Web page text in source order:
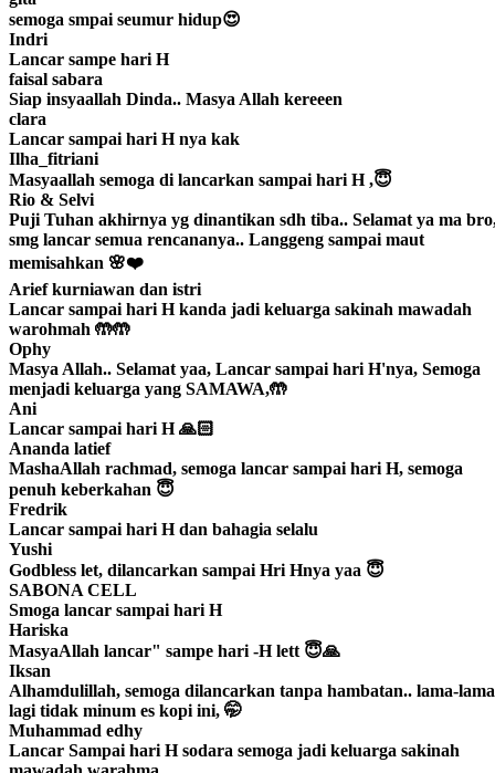
semoga smpai seumur hidup😍
Indri
Lancar sampe hari H
faisal sabara
Siap insyaallah Dinda.. Masya Allah kereeen
clara
Lancar sampai hari H nya kak
Ilha_fitriani
Masyaallah semoga di lancarkan sampai hari H ,😇
Rio & Selvi
Puji Tuhan akhirnya yg dinantikan sdh tiba.. Selamat ya ma
smg lancar semua rencananya.. Langgeng sampai maut
memisahkan 🌸❤️
Arief kurniawan dan istri
Lancar sampai hari H kanda jadi keluarga sakinah mawadah
warohmah 🤲🤲
Ophy
Masya Allah.. Selamat yaa, Lancar sampai hari H'nya, Semoga
menjadi keluarga yang SAMAWA,🤲
Ani
Lancar sampai hari H 🙏🏻
Ananda latief
MashaAllah rachmad, semoga lancar sampai hari H, semoga
penuh keberkahan 😇
Fredrik
Lancar sampai hari H dan bahagia selalu
Yushi
Godbless let, dilancarkan sampai Hri Hnya yaa 😇
SABONA CELL
Smoga lancar sampai hari H
Hariska
MasyaAllah lancar" sampe hari -H lett 😇🙏
Iksan
Alhamdulillah, semoga dilancarkan tanpa hambatan.. lama-lama
lagi tidak minum es kopi ini, 🤭
Muhammad edhy
Lancar Sampai hari H sodara semoga jadi keluarga sakinah